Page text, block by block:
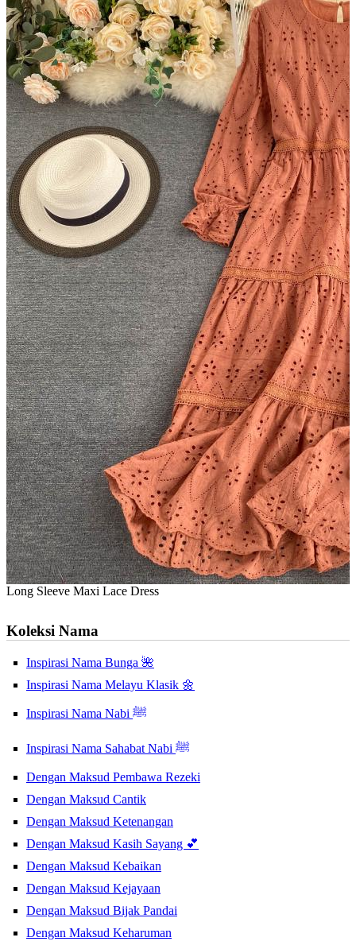
Long Sleeve Maxi Lace Dress
Koleksi Nama
Inspirasi Nama Bunga 🌺
Inspirasi Nama Melayu Klasik 🌼
Inspirasi Nama Nabi ﷺ
Inspirasi Nama Sahabat Nabi ﷺ
Dengan Maksud Pembawa Rezeki
Dengan Maksud Cantik
Dengan Maksud Ketenangan
Dengan Maksud Kasih Sayang 💕
Dengan Maksud Kebaikan
Dengan Maksud Kejayaan
Dengan Maksud Bijak Pandai
Dengan Maksud Keharuman